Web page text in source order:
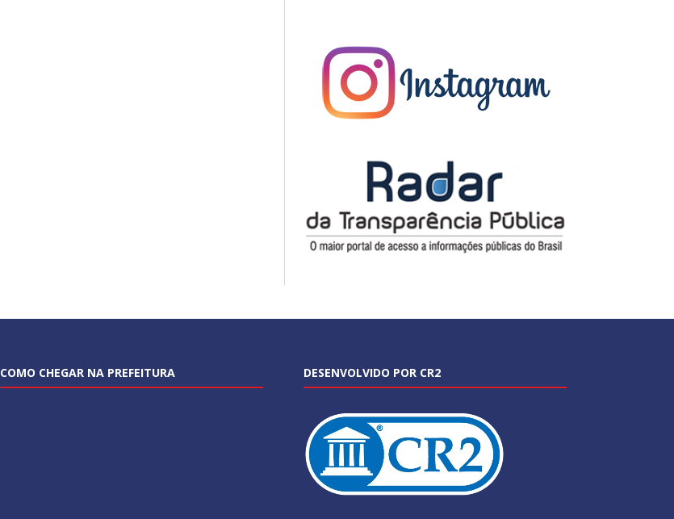
COMO CHEGAR NA PREFEITURA DESENVOLVIDO POR CR2